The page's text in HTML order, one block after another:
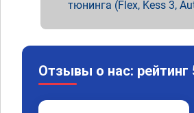
тюнинга (Flex, Kess 3,
Отзывы о нас: рейтинг